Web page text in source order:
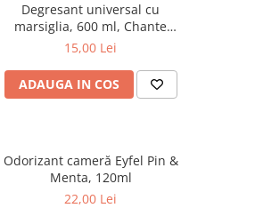
Degresant universal cu
marsiglia, 600 ml, Chante
Clair
15,00 Lei
ADAUGA IN COS
Odorizant cameră Eyfel Pin &
Menta, 120ml
22,00 Lei